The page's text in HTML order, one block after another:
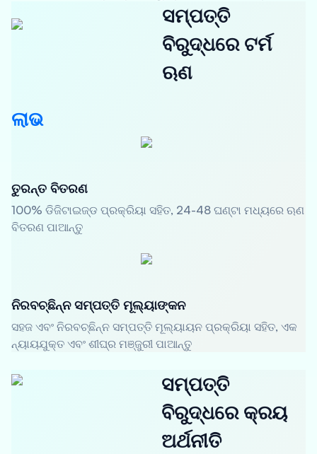
ସମ୍ପତ୍ତି
ବିରୁଦ୍ଧରେ ଟର୍ମ
ଋଣ
ଲାଭ
ତୁରନ୍ତ ବିତରଣ
100% ଡିଜିଟାଇଜ୍ଡ ପ୍ରକ୍ରିୟା ସହିତ, 24-48 ଘଣ୍ଟା ମଧ୍ୟରେ ଋଣ
ବିତରଣ ପାଆନ୍ତୁ
ନିରବଚ୍ଛିନ୍ନ ସମ୍ପତ୍ତି ମୂଲ୍ୟାଙ୍କନ
ସହଜ ଏବଂ ନିରବଚ୍ଛିନ୍ନ ସମ୍ପତ୍ତି ମୂଲ୍ୟାୟନ ପ୍ରକ୍ରିୟା ସହିତ, ଏକ
ନ୍ୟାୟଯୁକ୍ତ ଏବଂ ଶୀଘ୍ର ମଞ୍ଜୁରୀ ପାଆନ୍ତୁ
ସମ୍ପତ୍ତି
ବିରୁଦ୍ଧରେ କ୍ରୟ
ଅର୍ଥନୀତି